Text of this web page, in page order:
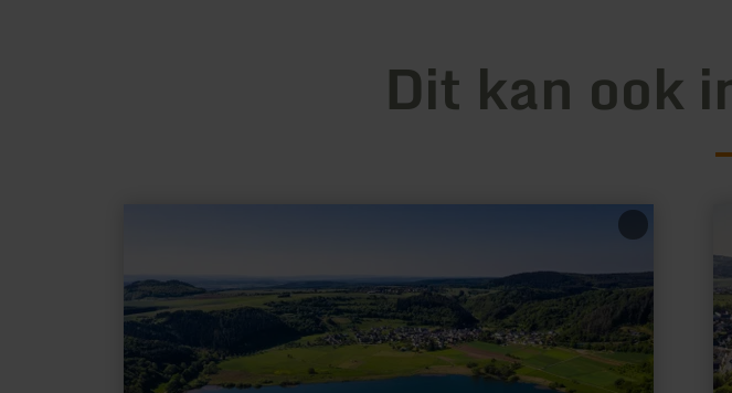
Dit kan ook
Meerfelder
Maar